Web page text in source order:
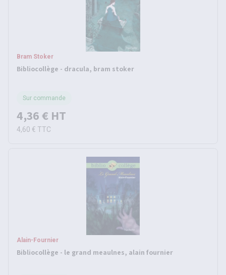
Bram Stoker
Bibliocollège - dracula, bram stoker
Sur commande
4,36 € HT
4,60 € TTC
Alain-Fournier
Bibliocollège - le grand meaulnes, alain fournier